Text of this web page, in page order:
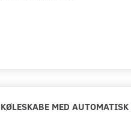
KØLESKABE MED